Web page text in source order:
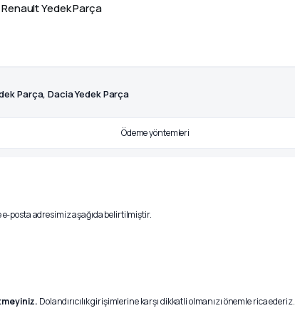
Renault Yedek Parça
Parça, Dacia Yedek Parça
posta adresimiz aşağıda belirtilmiştir.
Dolandırıcılık girişimlerine karşı dikkatli olmanızı önemle rica ederiz.